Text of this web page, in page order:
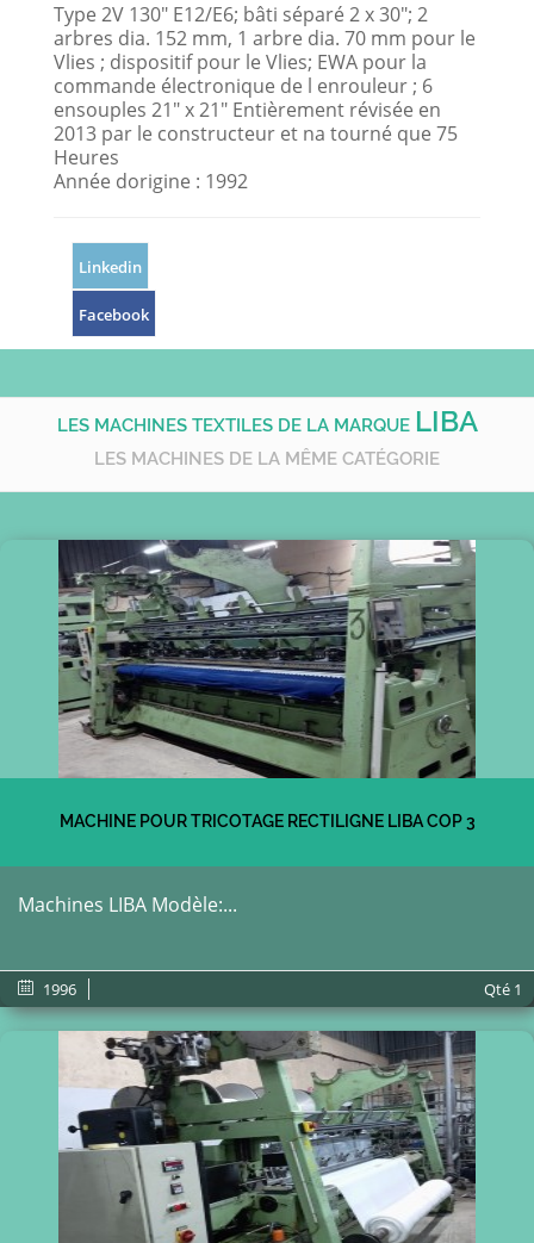
Type 2V 130" E12/E6; bâti séparé 2 x 30"; 2
arbres dia. 152 mm, 1 arbre dia. 70 mm pour le
Vlies ; dispositif pour le Vlies; EWA pour la
commande électronique de l enrouleur ; 6
ensouples 21" x 21" Entièrement révisée en
2013 par le constructeur et na tourné que 75
Heures
Année dorigine : 1992
Linkedin
Facebook
LES MACHINES TEXTILES DE LA MARQUE LIBA
LES MACHINES DE LA MÊME CATÉGORIE
MACHINE POUR TRICOTAGE RECTILIGNE LIBA COP 3
Machines LIBA Modèle:...
1996 Qté 1